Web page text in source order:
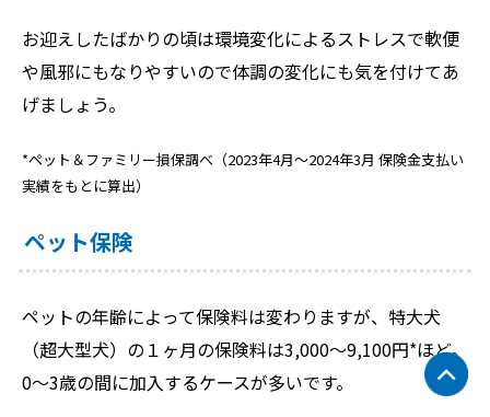
お迎えしたばかりの頃は環境変化によるストレスで軟便
や風邪にもなりやすいので体調の変化にも気を付けてあ
げましょう。
*ペット＆ファミリー損保調べ（2023年4月～2024年3月 保険金支払い
実績をもとに算出）
ペット保険
ペットの年齢によって保険料は変わりますが、特大犬
（超大型犬）の１ヶ月の保険料は3,000～9,100円*ほど。
0～3歳の間に加入するケースが多いです。